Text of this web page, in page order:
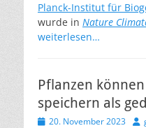
Planck-Institut für
wurde in Nature
weiterlesen…
Pflanzen
speichern als
Veröffentlicht
20. November 2023